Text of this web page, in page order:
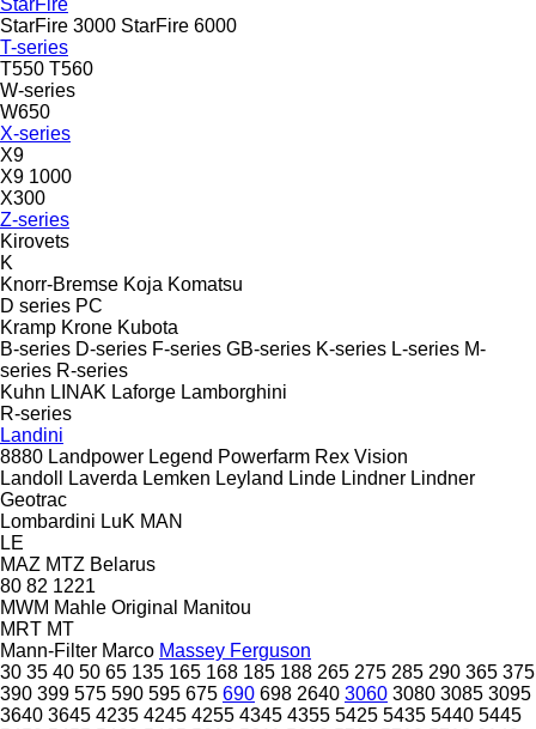
StarFire 3000 StarFire 6000
T-series
T550 T560
W-series
W650
X-series
X9
X9 1000
X300
Z-series
Kirovets
K
Knorr-Bremse Koja Komatsu
D series PC
Kramp Krone Kubota
B-series D-series F-series GB-series K-series L-series M-
series R-series
Kuhn LINAK Laforge Lamborghini
R-series
Landini
8880 Landpower Legend Powerfarm Rex Vision
Landoll
Laverda Lemken Leyland Linde Lindner Lindner
Geotrac
Lombardini LuK MAN
LE
MAZ MTZ Belarus
80 82 1221
MWM Mahle Original
Manitou
MRT MT
Mann-Filter Marco Massey Ferguson
30 35 40 50 65 135 165 168 185 188 265 275 285 290 365 375
390 399 575 590 595 675 690 698 2640 3060 3080 3085 3095
3640 3645 4235 4245 4255 4345 4355 5425 5435 5440 5445